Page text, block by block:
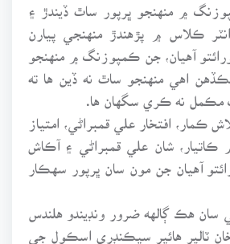
۾ منهنجو ڀرپور ساٿ ڏيندڙ ۽
ڪلاس ۾ پڙهندڙ منهنجي پيارن
آهيان، جن ڪمپوزنگ ۾ منهنجو
اهي منهنجو ساٿ نه ڏين ها ته
مڪمل نه ڪري سگهان ها.
ڪمار، افتخار علي قمبراڻي، امتياز
ڪاتيار، شان علي قمبراڻي ۽ آڪاش
آهيان جن مون سان ڀرپور سهڪار
سان هڪ ڳالهه ضرور ونڊيندو هلندس
ٽالپر هائير سيڪنڊري اسڪول جي